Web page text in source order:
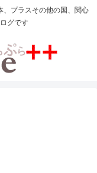
、プラスその他の国、関心
グです